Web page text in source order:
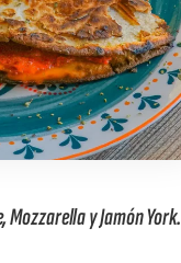
y Jamón York.